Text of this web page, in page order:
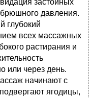
застойных
давления.
глубокий
всех массажных
растирания и
или через день.
начинают с
ягодицы,